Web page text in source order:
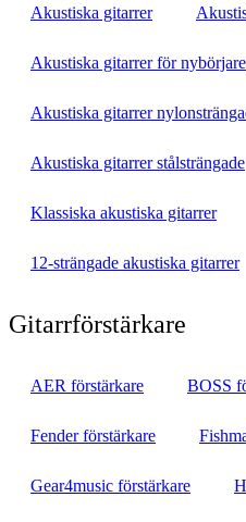
Akustiska gitarrer
Akustiska gitarrer för nybörjare
Akustiska gitarrer
Akustiska gitarrer stålsträngade
Klassiska akustiska gitarrer
12-strängade akustiska gitarrer
Gitarrförstärkare
AER förstärkare BOSS
Fender förstärkare
Gear4music förstärkare